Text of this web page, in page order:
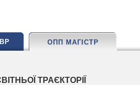
ОПП МАГІСТР
ТРАЄКТОРІЇ